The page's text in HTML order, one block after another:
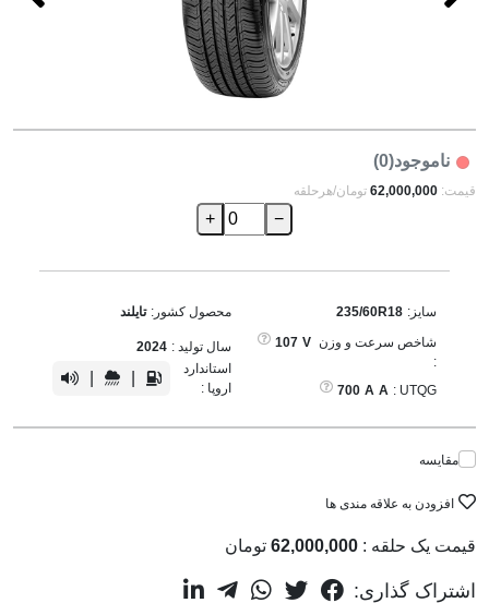
ناموجود(0)
قیمت: 62,000,000 تومان/هرحلقه
−
+
سایز: 235/60R18
شاخص سرعت و وزن
:
V
107
UTQG :
A
A
700
محصول کشور: تایلند
سال تولید : 2024
استاندارد
اروپا :
مقایسه
افزودن به علاقه مندی ها
قیمت یک حلقه : 62,000,000 تومان
اشتراک گذاری: